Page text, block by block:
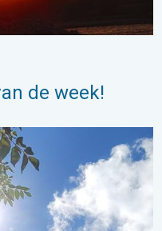
de week!
lucht. . . zaterdag